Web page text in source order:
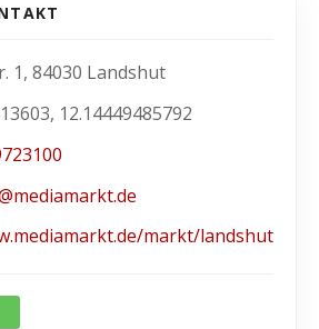
1, 84030 Landshut
12.14449485792
markt/landshut